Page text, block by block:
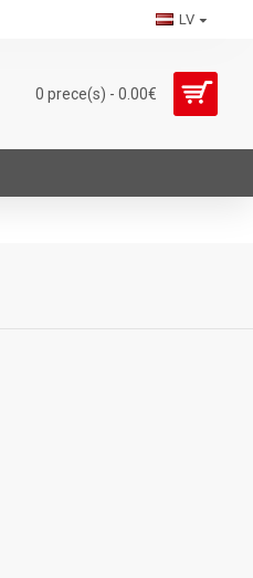
LV
0 prece(s) - 0.00€